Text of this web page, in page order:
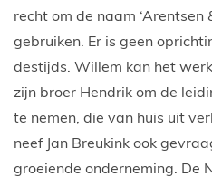
recht om de naam ‘Arentsen
gebruiken. Er is geen
destijds. Willem kan het
zijn broer Hendrik om de
te nemen, die van huis uit
neef Jan Breukink ook
groeiende onderneming. De